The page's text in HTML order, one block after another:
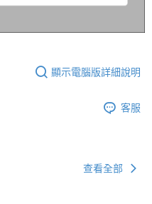
顯示電腦版詳細說明
客服
查看全部